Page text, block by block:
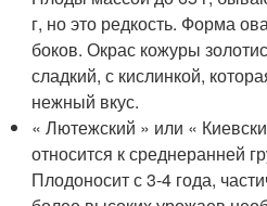
г, но это редкость. Форма
боков. Окрас кожуры
сладкий, с кислинкой,
нежный вкус.
« Лютежский » или «
относится к среднеранней
Плодоносит с 3-4 года,